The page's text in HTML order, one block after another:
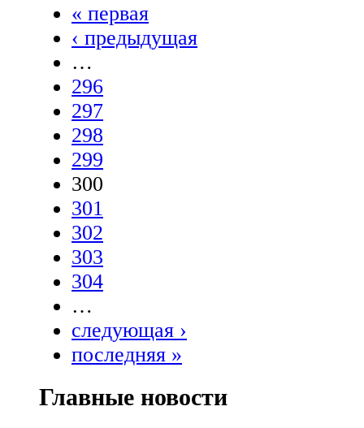
« первая
‹ предыдущая
…
296
297
298
299
300
301
302
303
304
…
следующая ›
последняя »
Главные новости